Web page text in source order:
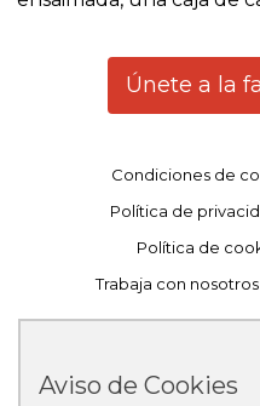
Únete a la
Condiciones de
Política de
Política de
Trabaja con nosotros
Aviso de Cookies